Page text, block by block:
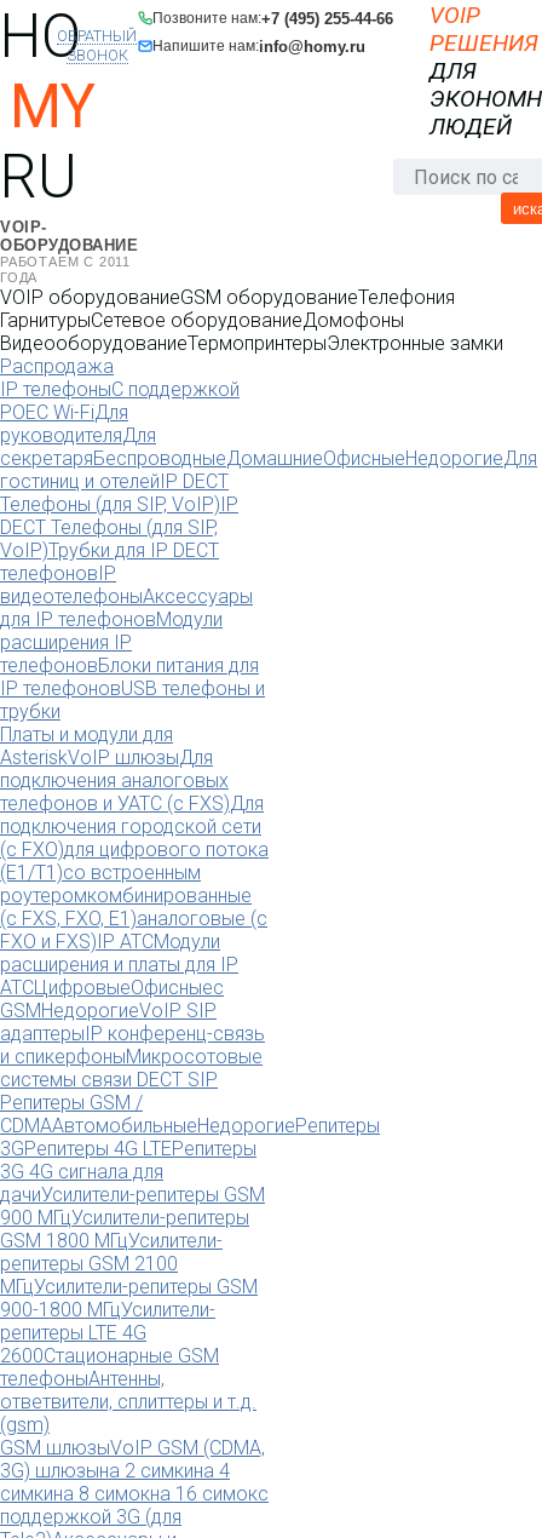
HO
MY
RU
VOIP-
ОБОРУДОВАНИЕ
РАБОТАЕМ С 2011
ГОДА
Позвоните нам:+7 (495) 255-44-66
Напишите нам:info@homy.ru
ОБРАТНЫЙ
ЗВОНОК
VOIP
РЕШЕНИЯ
ДЛЯ
ЛЮДЕЙ
VOIP оборудованиеGSM оборудованиеТелефония
ГарнитурыСетевое оборудованиеДомофоны
ВидеооборудованиеТермопринтерыЭлектронные замки
Распродажа
IP телефоныС поддержкой
POEC Wi-FiДля
руководителяДля
секретаряБеспроводныеДомашниеОфисныеНедорогиеДля
гостиниц и отелейIP DECT
Телефоны (для SIP, VoIP)IP
DECT Телефоны (для SIP,
VoIP)Трубки для IP DECT
телефоновIP
видеотелефоныАксессуары
для IP телефоновМодули
расширения IP
телефоновБлоки питания для
IP телефоновUSB телефоны и
трубки
Платы и модули для
AsteriskVoIP шлюзыДля
подключения аналоговых
телефонов и УАТС (с FXS)Для
подключения городской сети
(с FXO)для цифрового потока
(E1/T1)со встроенным
роутеромкомбинированные
(c FXS, FXO, E1)аналоговые (с
FXO и FXS)IP АТСМодули
расширения и платы для IP
АТСЦифровыеОфисныес
GSMНедорогиеVoIP SIP
адаптерыIP конференц-связь
и спикерфоныМикросотовые
системы связи DECT SIP
Репитеры GSM /
CDMAАвтомобильныеНедорогиеРепитеры
3GРепитеры 4G LTEРепитеры
3G 4G сигнала для
дачиУсилители-репитеры GSM
900 МГцУсилители-репитеры
GSM 1800 МГцУсилители-
репитеры GSM 2100
МГцУсилители-репитеры GSM
900-1800 МГцУсилители-
репитеры LTE 4G
2600Стационарные GSM
телефоныАнтенны,
ответвители, сплиттеры и т.д.
(gsm)
GSM шлюзыVoIP GSM (CDMA,
3G) шлюзына 2 симкина 4
симкина 8 симокна 16 симокс
поддержкой 3G (для